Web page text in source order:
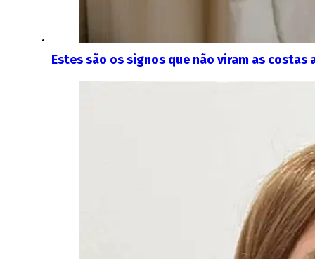
Estes são os signos que não viram as costas